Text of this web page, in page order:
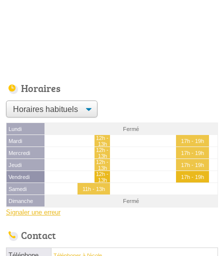
Horaires
Lundi
Fermé
Mardi
12h -
13h
17h - 19h
Mercredi
12h -
13h
17h - 19h
Jeudi
12h -
13h
17h - 19h
Vendredi
12h -
13h
17h - 19h
Samedi
11h - 13h
Dimanche
Fermé
Signaler une erreur
Contact